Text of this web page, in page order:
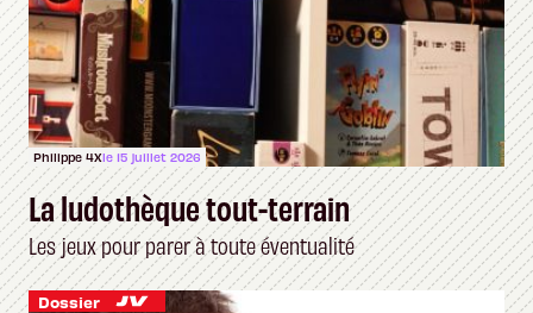
Philippe 4Xle 15 juillet 2026
La ludothèque tout-terrain
Les jeux pour parer à toute éventualité
Dossier